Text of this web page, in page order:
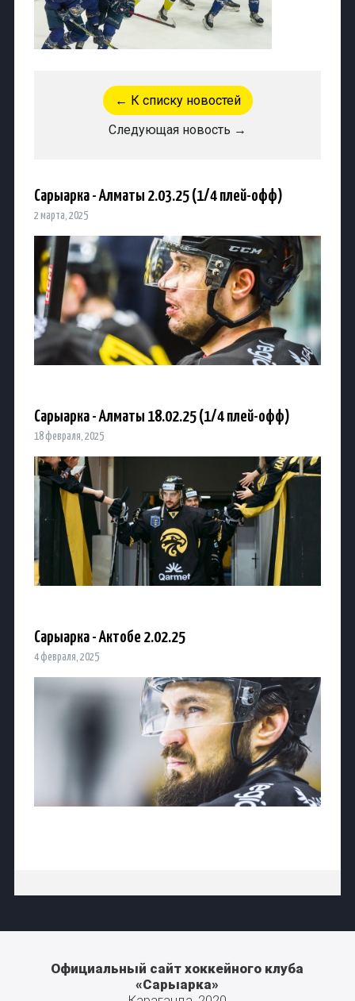
← К списку новостей
Следующая новость →
Сарыарка - Алматы 2.03.25 (1/4 плей-офф)
2 марта, 2025
Сарыарка - Алматы 18.02.25 (1/4 плей-офф)
18 февраля, 2025
Сарыарка - Актобе 2.02.25
4 февраля, 2025
Официальный сайт хоккейного клуба
«Сарыарка»